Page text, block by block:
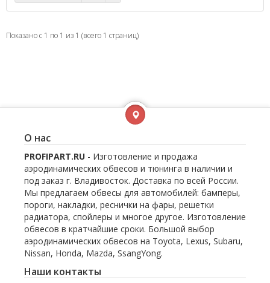
Показано с 1 по 1 из 1 (всего 1 страниц)
О нас
PROFIPART.RU - Изготовление и продажа
аэродинамических обвесов и тюнинга в наличии и
под заказ г. Владивосток. Доставка по всей России.
Мы предлагаем обвесы для автомобилей: бамперы,
пороги, накладки, реснички на фары, решетки
радиатора, спойлеры и многое другое. Изготовление
обвесов в кратчайшие сроки. Большой выбор
аэродинамических обвесов на Toyota, Lexus, Subaru,
Nissan, Honda, Mazda, SsangYong.
Наши контакты